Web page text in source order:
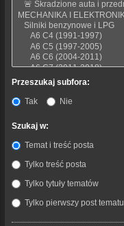
Przeszukaj subfora:
Tak
Nie
Szukaj w:
Temat i treść posta
Tylko treść posta
Tylko tytuły tematów
Tylko pierwszy post tematu